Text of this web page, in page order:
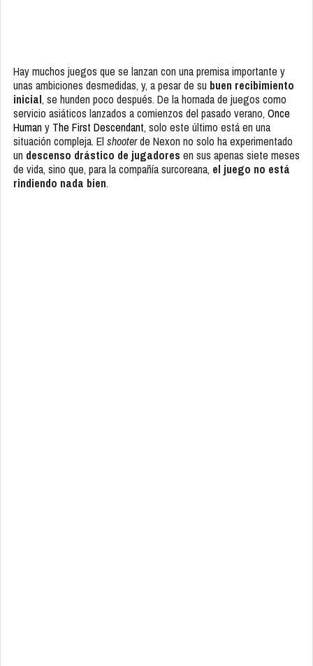
Hay muchos juegos que se lanzan con una premisa importante y
unas ambiciones desmedidas, y, a pesar de su buen recibimiento
inicial, se hunden poco después. De la hornada de juegos como
servicio asiáticos lanzados a comienzos del pasado verano, Once
Humany The First Descendant, solo este último está en una
situación compleja. El shooterde Nexon no solo ha experimentado
un descenso drástico de jugadores en sus apenas siete meses
de vida, sino que, para la compañía surcoreana, el juego no está
rindiendo nada bien.